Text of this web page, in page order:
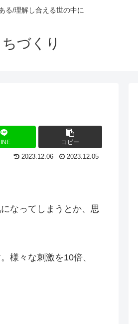
る/理解し合える世の中に
づくり
コピー
2023.12.06 2023.12.05
なってしまうとか、思
様々な刺激を10倍、